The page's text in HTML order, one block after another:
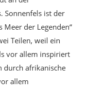
Sonnenfels ist der
Meer der Legenden“
Teilen, weil ein
vor allem inspiriert
durch afrikanische
allem